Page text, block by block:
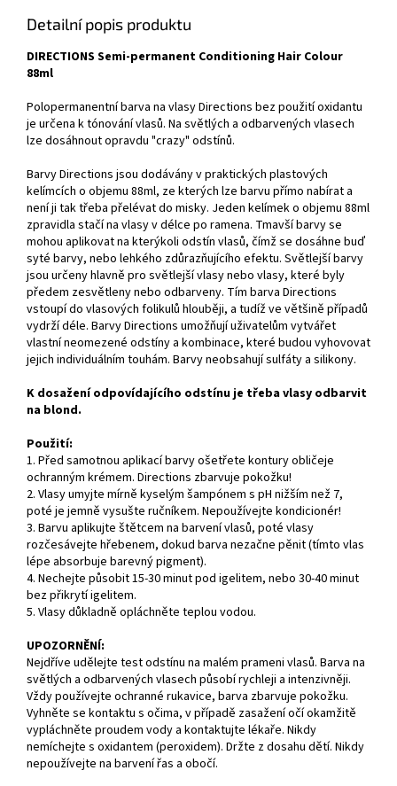
Detailní popis produktu
DIRECTIONS Semi-permanent Conditioning Hair Colour
88ml
Polopermanentní barva na vlasy Directions bez použití oxidantu
je určena k tónování vlasů. Na světlých a odbarvených vlasech
lze dosáhnout opravdu "crazy" odstínů.
Barvy Directions jsou dodávány v praktických plastových
kelímcích o objemu 88ml, ze kterých lze barvu přímo nabírat a
není ji tak třeba přelévat do misky. Jeden kelímek o objemu 88ml
zpravidla stačí na vlasy v délce po ramena. Tmavší barvy se
mohou aplikovat na kterýkoli odstín vlasů, čímž se dosáhne buď
syté barvy, nebo lehkého zdůrazňujícího efektu. Světlejší barvy
jsou určeny hlavně pro světlejší vlasy nebo vlasy, které byly
předem zesvětleny nebo odbarveny. Tím barva Directions
vstoupí do vlasových folikulů hlouběji, a tudíž ve většině případů
vydrží déle. Barvy Directions umožňují uživatelům vytvářet
vlastní neomezené odstíny a kombinace, které budou vyhovovat
jejich individuálním touhám. Barvy neobsahují sulfáty a silikony.
K dosažení odpovídajícího odstínu je třeba vlasy odbarvit
na blond.
Použití:
1. Před samotnou aplikací barvy ošetřete kontury obličeje
ochranným krémem. Directions zbarvuje pokožku!
2. Vlasy umyjte mírně kyselým šampónem s pH nižším než 7,
poté je jemně vysušte ručníkem. Nepoužívejte kondicionér!
3. Barvu aplikujte štětcem na barvení vlasů, poté vlasy
rozčesávejte hřebenem, dokud barva nezačne pěnit (tímto vlas
lépe absorbuje barevný pigment).
4. Nechejte působit 15-30 minut pod igelitem, nebo 30-40 minut
bez přikrytí igelitem.
5. Vlasy důkladně opláchněte teplou vodou.
UPOZORNĚNÍ:
Nejdříve udělejte test odstínu na malém prameni vlasů. Barva na
světlých a odbarvených vlasech působí rychleji a intenzivněji.
Vždy používejte ochranné rukavice, barva zbarvuje pokožku.
Vyhněte se kontaktu s očima, v případě zasažení očí okamžitě
vypláchněte proudem vody a kontaktujte lékaře. Nikdy
nemíchejte s oxidantem (peroxidem). Držte z dosahu dětí. Nikdy
nepoužívejte na barvení řas a obočí.